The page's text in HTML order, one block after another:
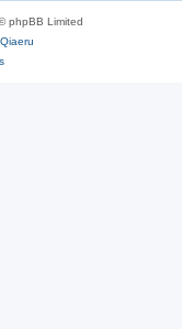
phpBB Limited
Qiaeru